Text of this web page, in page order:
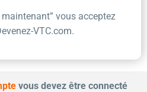
vous acceptez
VTC.com.
vous devez être connecté